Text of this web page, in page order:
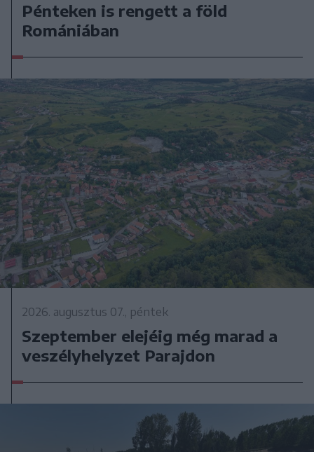
Pénteken is rengett a föld
Romániában
2026. augusztus 07., péntek
Szeptember elejéig még marad a
veszélyhelyzet Parajdon